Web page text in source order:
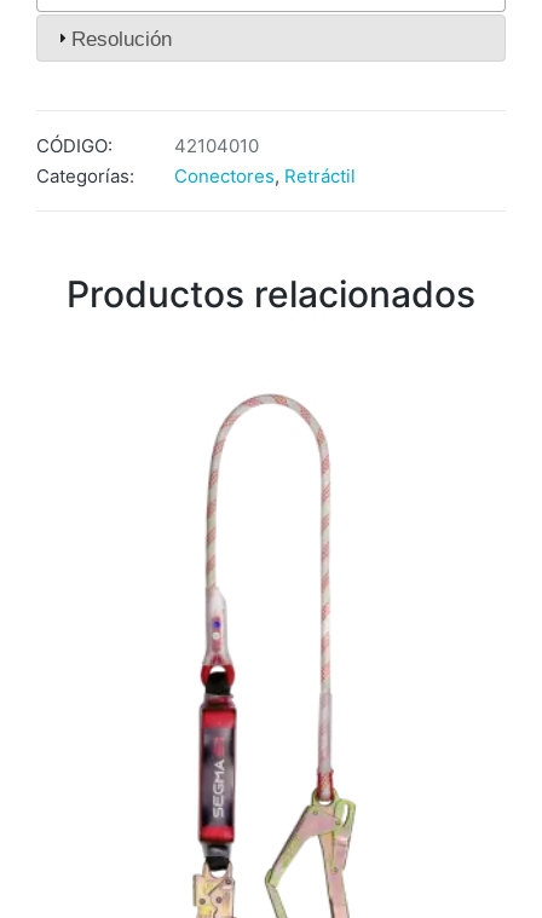
Resolución
CÓDIGO:
42104010
Categorías:
Conectores, Retráctil
Productos relacionados